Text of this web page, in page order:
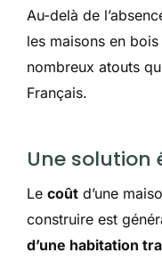
Au-delà de
les maisons en
nombreux atouts
Français.
Une solution
Le coût d’une
construire est
d’une habitation